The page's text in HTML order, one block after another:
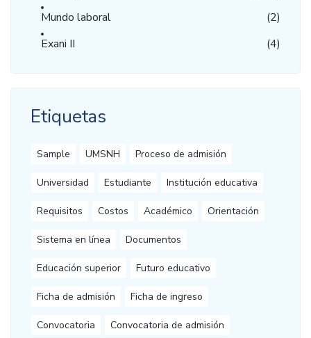
Mundo laboral
(2)
Exani II
(4)
Etiquetas
Sample UMSNH Proceso de admisión
Universidad Estudiante Institución educativa
Requisitos Costos Académico Orientación
Sistema en línea Documentos
Educación superior Futuro educativo
Ficha de admisión Ficha de ingreso
Convocatoria Convocatoria de admisión